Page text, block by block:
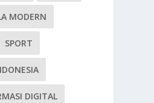
MODERN
SPORT
DIGITAL